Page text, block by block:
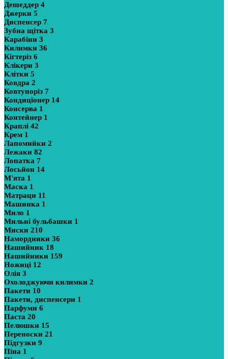
Дешеддер 4
Джерки 5
Диспенсер 7
Зубна щітка 3
Карабіни 3
Килимки 36
Кігтеріз 6
Клікери 3
Клітки 5
Ковдра 2
Ковтуноріз 7
Кондиціонер 14
Консерва 1
Контейнер 1
Краплі 42
Крем 1
Лапомийки 2
Лежаки 82
Лопатка 7
Лосьйон 14
М'ята 1
Маска 1
Матраци 11
Машинка 1
Мило 1
Мильні бульбашки 1
Миски 210
Намордники 36
Нашийник 18
Нашийники 159
Ножиці 12
Олія 3
Охолоджуючи килимки 2
Пакети 10
Пакети, диспенсери 1
Парфуми 6
Паста 20
Пелюшки 15
Переноски 21
Підгузки 9
Піна 1